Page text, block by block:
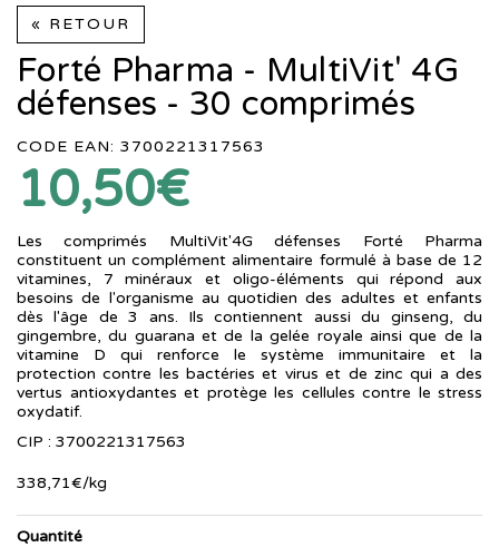
« RETOUR
Forté Pharma - MultiVit' 4G
défenses - 30 comprimés
CODE EAN: 3700221317563
10,50€
Les comprimés MultiVit'4G défenses Forté Pharma
constituent un complément alimentaire formulé à base de 12
vitamines, 7 minéraux et oligo-éléments qui répond aux
besoins de l'organisme au quotidien des adultes et enfants
dès l'âge de 3 ans. Ils contiennent aussi du ginseng, du
gingembre, du guarana et de la gelée royale ainsi que de la
vitamine D qui renforce le système immunitaire et la
protection contre les bactéries et virus et de zinc qui a des
vertus antioxydantes et protège les cellules contre le stress
oxydatif.
CIP : 3700221317563
338,71€/kg
Quantité